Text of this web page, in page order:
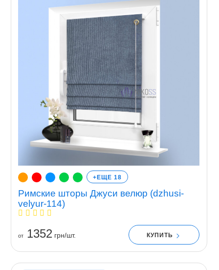
+ЕЩЕ 18
Римские шторы Джуси велюр (dzhusi-
velyur-114)
от1352 грн/шт. КУПИТЬ